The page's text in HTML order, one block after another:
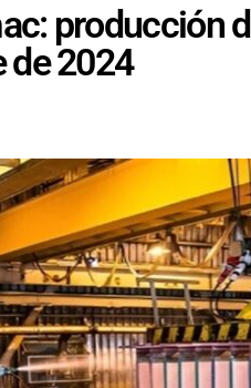
producción
de 2024